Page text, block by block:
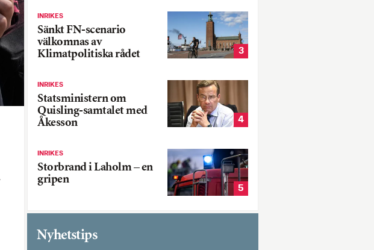
INRIKES
Sänkt FN-scenario
välkomnas av
Klimatpolitiska rådet
3
INRIKES
Statsministern om
Quisling-samtalet med
Åkesson
4
INRIKES
Storbrand i Laholm – en
gripen
5
Nyhetstips